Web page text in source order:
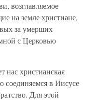
возглавляемое
на земле христиане,
за умерших
с Церковью
нас христианская
соединяемся в Иисусе
Для этой